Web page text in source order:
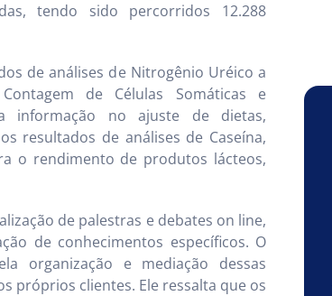
tendo sido percorridos 12.288
de análises de Nitrogênio Uréico a
de Células Somáticas e
informação no ajuste de dietas,
resultados de análises de Caseína,
o rendimento de produtos lácteos,
de palestras e debates on line,
de conhecimentos específicos. O
organização e mediação dessas
próprios clientes. Ele ressalta que os